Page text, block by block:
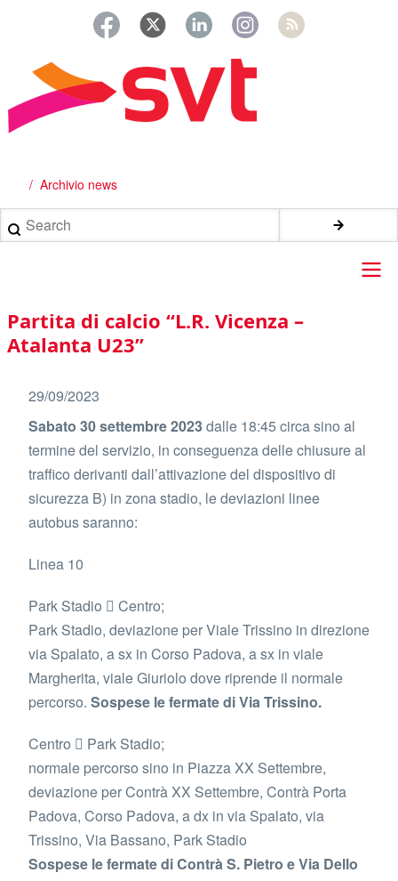
principale
Briciole
di
pane
Archivio news
Search
Main
navigation
Partita di calcio “L.R. Vicenza –
Atalanta U23”
29/09/2023
Sabato 30 settembre 2023dalle 18:45 circa sino al
termine del servizio, in conseguenza delle chiusure al
traffico derivanti dall’attivazione del dispositivo di
sicurezza B) in zona stadio, le deviazioni linee
autobus saranno:
Linea 10
Park Stadio  Centro;
Park Stadio, deviazione per Viale Trissino in direzione
via Spalato, a sx in Corso Padova, a sx in viale
Margherita, viale Giuriolo dove riprende il normale
percorso. Sospese le fermate di Via Trissino.
Centro  Park Stadio;
normale percorso sino in Piazza XX Settembre,
deviazione per Contrà XX Settembre, Contrà Porta
Padova, Corso Padova, a dx in via Spalato, via
Trissino, Via Bassano, Park Stadio
Sospese le fermate di Contrà S. Pietro e Via Dello